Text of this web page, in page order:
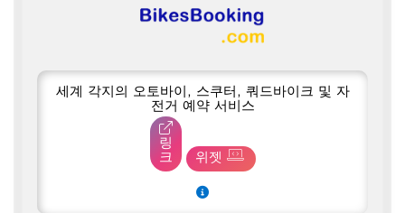
세계 각지의 오토바이, 스쿠터, 쿼드바이크 및 자
전거 예약 서비스
링
크
위젯